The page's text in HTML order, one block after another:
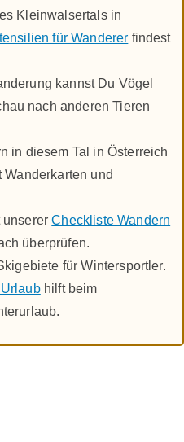
Kleinwalsertals in
für Wanderer findest
kannst Du Vögel
nach anderen Tieren
in diesem Tal in Österreich
und
unsererCheckliste Wandern
überprüfen.
für Wintersportler.
hilft beim